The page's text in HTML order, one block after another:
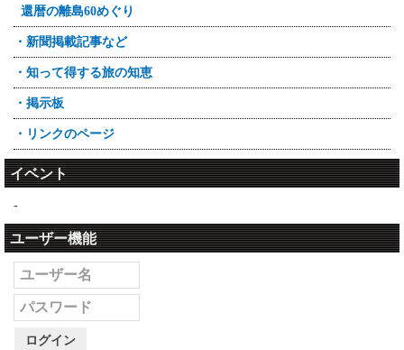
還暦の離島60めぐり
・新聞掲載記事など
・知って得する旅の知恵
・掲示板
・リンクのページ
イベント
-
ユーザー機能
ログイン